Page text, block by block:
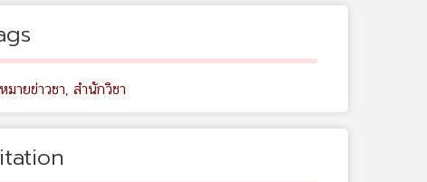
มายข่าวชา, สำนักวิชา